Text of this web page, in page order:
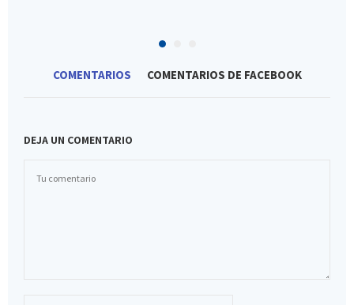
COMENTARIOS COMENTARIOS DE FACEBOOK
DEJA UN COMENTARIO